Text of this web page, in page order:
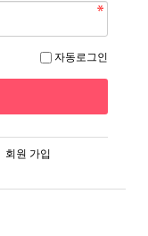
자동로그인
회원 가입